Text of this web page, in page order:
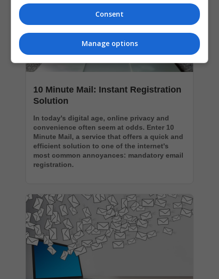
10 Minute Mail: Instant Registration
Solution
In today's digital age, online privacy and
convenience often seem at odds. Enter 10
Minute Mail, a service that offers a quick and
efficient solution to one of the internet's
most common annoyances: mandatory email
registration.
Consent
Manage options